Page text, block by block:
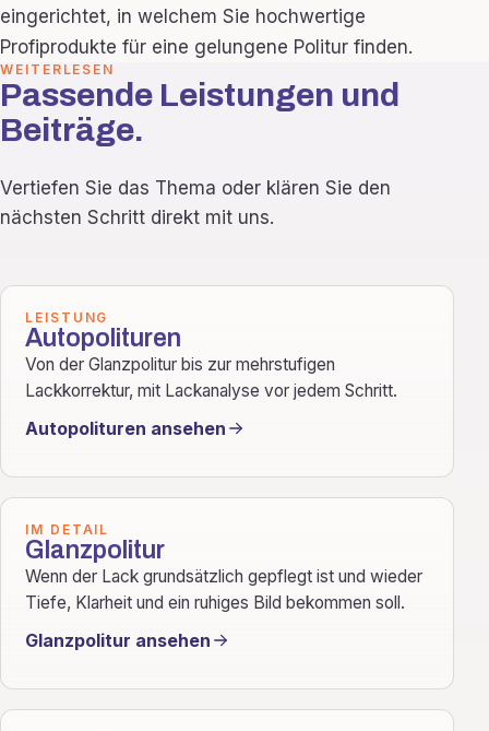
eingerichtet, in welchem Sie hochwertige
Profiprodukte für eine gelungene Politur finden.
WEITERLESEN
Passende Leistungen und
Beiträge.
Vertiefen Sie das Thema oder klären Sie den
nächsten Schritt direkt mit uns.
LEISTUNG
Autopolituren
Von der Glanzpolitur bis zur mehrstufigen
Lackkorrektur, mit Lackanalyse vor jedem Schritt.
Autopolituren ansehen
IM DETAIL
Glanzpolitur
Wenn der Lack grundsätzlich gepflegt ist und wieder
Tiefe, Klarheit und ein ruhiges Bild bekommen soll.
Glanzpolitur ansehen